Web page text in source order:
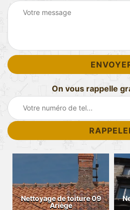
On vous rappelle
Nettoyage de toiture 09
Ariège